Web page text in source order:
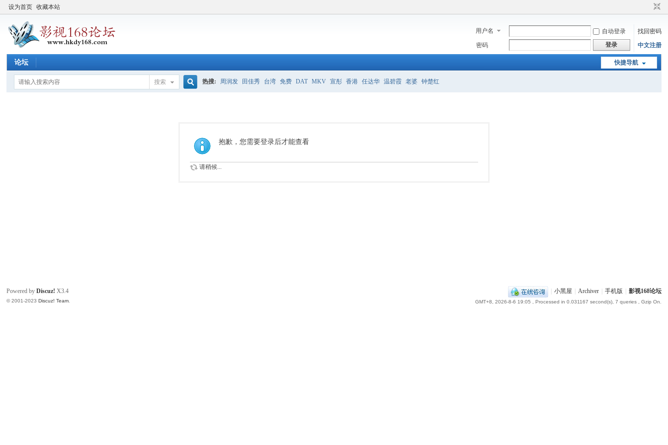
设为首页 收藏本站
用户名 自动登录
找回密码
密码
登录 中文注册
快捷导航
论坛
搜索 热搜: 周润发 田佳秀 台湾 免费 DAT MKV 宣彤 香港 任达华 温碧霞 老婆 钟楚红
抱歉，您需要登录后才能查看
请稍候...
小黑屋 Archiver 手机版 影视168论坛
GMT+8, 2026-8-6 19:05 , Processed in 0.031167 second(s), 7 queries , Gzip On.
Powered byDiscuz! X3.4
© 2001-2023Discuz! Team